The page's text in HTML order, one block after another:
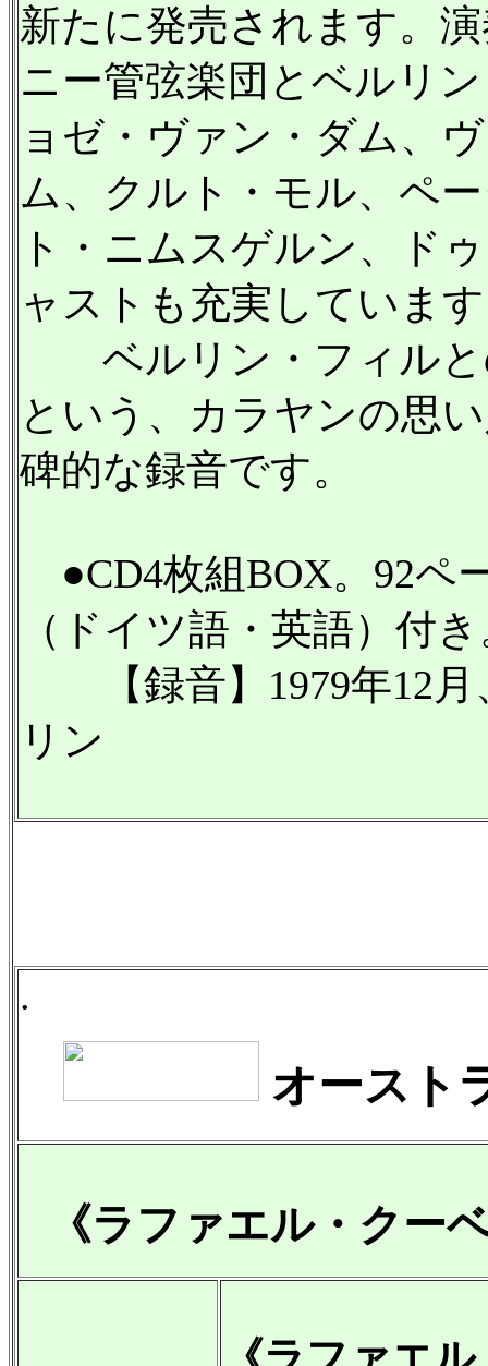
新たに発売されます。
ニー管弦楽団とベルリ
ョゼ・ヴァン・ダム、
ム、クルト・モル、ペ
ト・ニムスゲルン、ド
ャストも充実していま
ベルリン・フィルと
という、カラヤンの思
碑的な録音です。
●CD4枚組BOX。92ペ
（ドイツ語・英語）付
【録音】1979年12月
リン
.
オースト
《ラファエル・クー